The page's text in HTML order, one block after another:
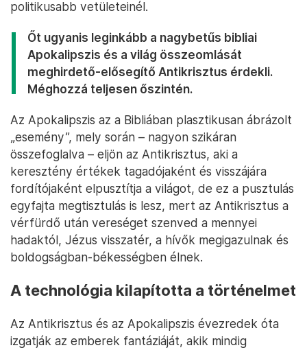
politikusabb vetületeinél.
Őt ugyanis leginkább a nagybetűs bibliai
Apokalipszis és a világ összeomlását
meghirdető-elősegítő Antikrisztus érdekli.
Méghozzá teljesen őszintén.
Az Apokalipszis az a Bibliában plasztikusan ábrázolt
„esemény”, mely során – nagyon szikáran
összefoglalva – eljön az Antikrisztus, aki a
keresztény értékek tagadójaként és visszájára
fordítójaként elpusztítja a világot, de ez a pusztulás
egyfajta megtisztulás is lesz, mert az Antikrisztus a
vérfürdő után vereséget szenved a mennyei
hadaktól, Jézus visszatér, a hívők megigazulnak és
boldogságban-békességben élnek.
A technológia kilapította a történelmet
Az Antikrisztus és az Apokalipszis évezredek óta
izgatják az emberek fantáziáját, akik mindig